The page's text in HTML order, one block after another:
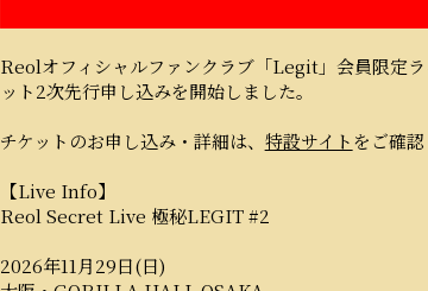
Reolオフィシャルファンクラブ「Legit」会員限定
ット2次先行申し込みを開始しました。
チケットのお申し込み・詳細は、 特設サイトをご確認
【Live Info】
Reol Secret Live 極秘LEGIT #2
2026年11月29日(日)